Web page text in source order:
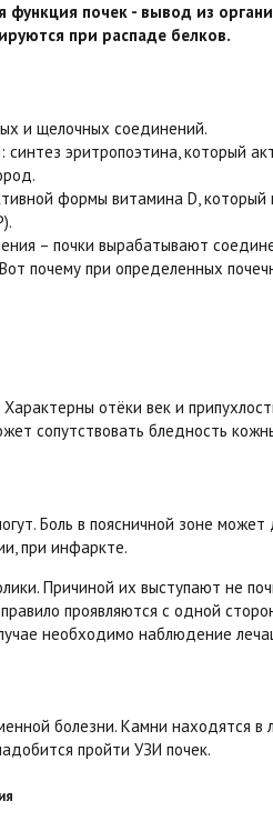
функция почек - вывод из
при распаде белков.
и щелочных соединений.
синтез эритропоэтина, который
формы витамина D,
– почки вырабатывают
почему при определенных
отёки век и
сопутствовать бледность
Боль в поясничной зоне
при инфаркте.
Причиной их выступают не
проявляются с одной
необходимо наблюдение
болезни. Камни находятся
пройти УЗИ почек.